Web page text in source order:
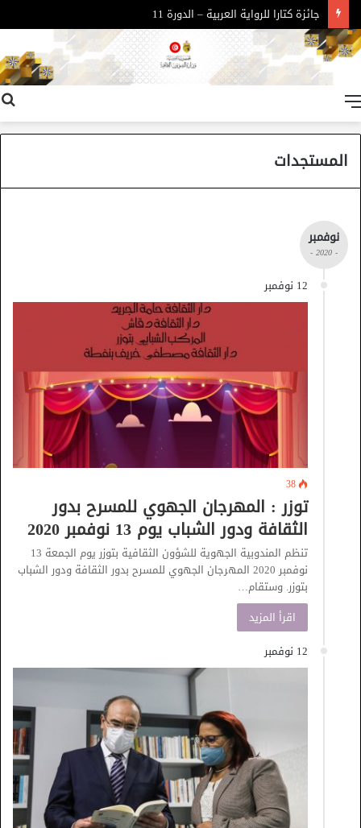
جائزة كتارا للرواية العربية – الدورة 11
المستجدات
نوفمبر
- 2020 -
12 نوفمبر
38
توزر : المهرجان الجهوي للمسرح بدور
الثقافة ودور الشباب يوم 13 نوفمبر 2020
تنظم المندوبية الجهوية للشؤون الثقافية بتوزر يوم الجمعة 13
نوفمبر 2020 المهرجان الجهوي للمسرح بدور الثقافة ودور الشباب
بتوزر. وستقام…
اقرأ المزيد
12 نوفمبر